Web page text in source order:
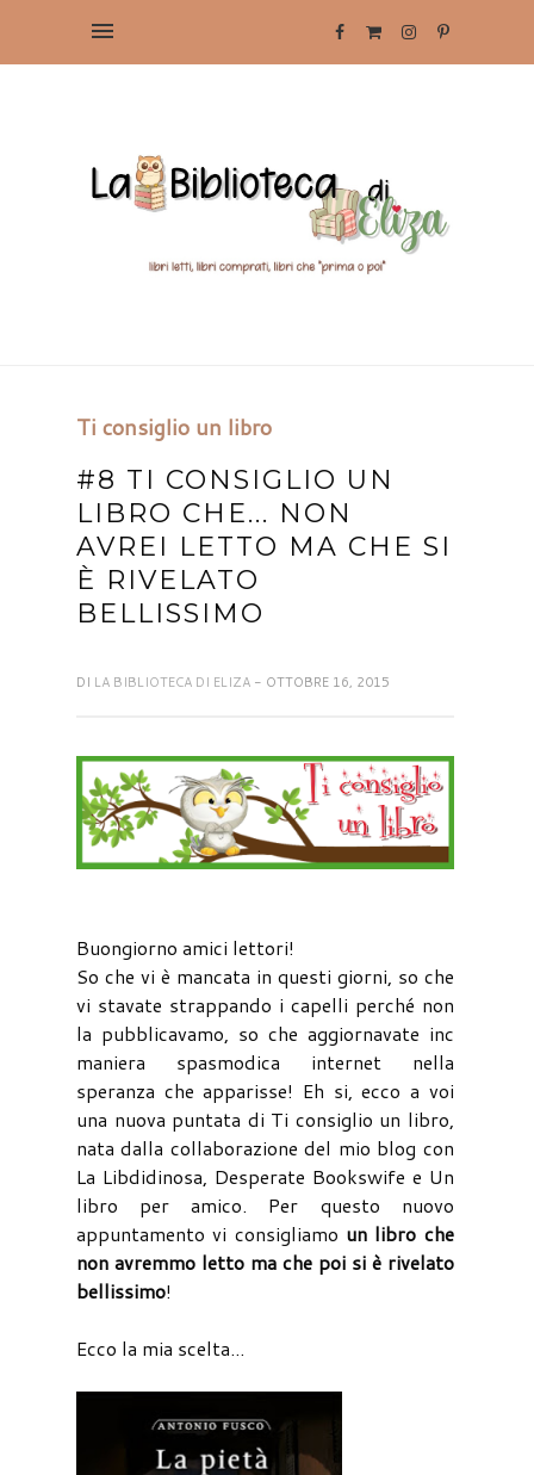
Ti consiglio un libro
#8 TI CONSIGLIO UN
LIBRO CHE... NON
AVREI LETTO MA CHE SI
È RIVELATO
BELLISSIMO
DI LA BIBLIOTECA DI ELIZA - OTTOBRE 16, 2015
Buongiorno amici lettori!
So che vi è mancata in questi giorni, so che
vi stavate strappando i capelli perché non
la pubblicavamo, so che aggiornavate inc
maniera spasmodica internet nella
speranza che apparisse! Eh si, ecco a voi
una nuova puntata di Ti consiglio un libro,
nata dalla collaborazione del mio blog con
La Libdidinosa, Desperate Bookswife e Un
libro per amico. Per questo nuovo
appuntamento vi consigliamo un libro che
non avremmo letto ma che poi si è rivelato
bellissimo!
Ecco la mia scelta...